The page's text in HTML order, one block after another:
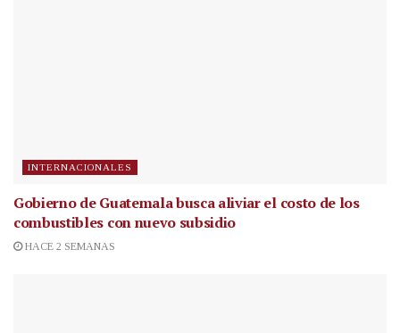
INTERNACIONALES
Gobierno de Guatemala busca aliviar el costo de los
combustibles con nuevo subsidio
HACE 2 SEMANAS